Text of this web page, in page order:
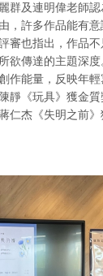
及連明偉老師認
，許多作品能有
審也指出，作品
欲傳達的主題深
作能量，反映年
靜《玩具》獲金
仁杰《失明之前》